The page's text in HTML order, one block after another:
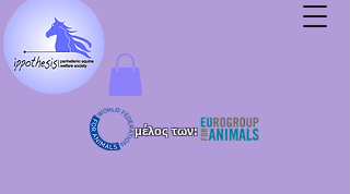
μέλος των: